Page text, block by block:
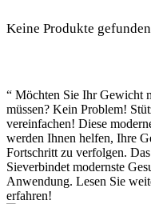
Keine Produkte
“ Möchten Sie Ihr Gewicht
müssen? Kein Problem!
vereinfachen! Diese
werden Ihnen helfen, Ihre
Fortschritt zu verfolgen.
Sieverbindet modernste
Anwendung. Lesen Sie
erfahren!